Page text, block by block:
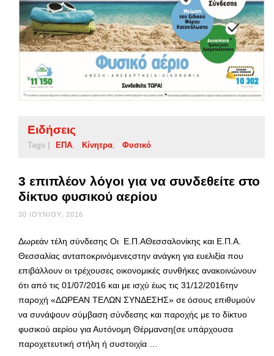
Ειδήσεις
Tags | ΕΠΑ Κίνητρα Φυσικό
3 επιπλέον λόγοι για να συνδεθείτε στο
δίκτυο φυσικού αερίου
30 ΙΟΥΝΊΟΥ, 2016
Δωρεάν τέλη σύνδεσης Οι Ε.Π.ΑΘεσσαλονίκης και Ε.Π.Α.
Θεσσαλίας ανταποκρινόμενεςστην ανάγκη για ευελιξία που
επιβάλλουν οι τρέχουσες οικονομικές συνθήκες ανακοινώνουν
ότι από τις 01/07/2016 και με ισχύ έως τις 31/12/2016την
παροχή «ΔΩΡΕΑΝ ΤΕΛΩΝ ΣΥΝΔΕΣΗΣ» σε όσους επιθυμούν
να συνάψουν σύμβαση σύνδεσης και παροχής με το δίκτυο
φυσικού αερίου για Αυτόνομη Θέρμανση(σε υπάρχουσα
παροχετευτική στήλη ή συστοιχία …